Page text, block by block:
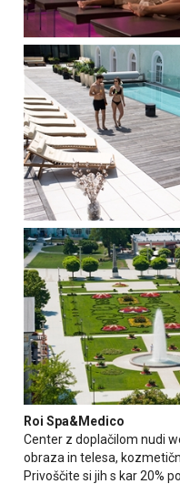
Roi Spa&Medico
Center z doplačilom nudi
obraza in telesa,
Privoščite si jih s kar 20%